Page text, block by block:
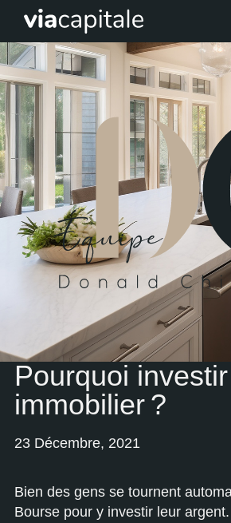
Pourquoi
immobilier ?
23 Décembre, 2021
Bien des gens se tournent
Bourse pour y investir leur